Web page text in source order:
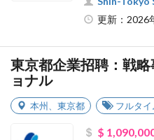
更新：2026
東京都企業招聘：戦
ョナル
本州 東京都 フルタイ
$